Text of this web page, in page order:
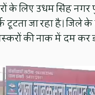
के लिए उधम सिंह
टूटता जा रहा है। जिले
की नाक में दम कर